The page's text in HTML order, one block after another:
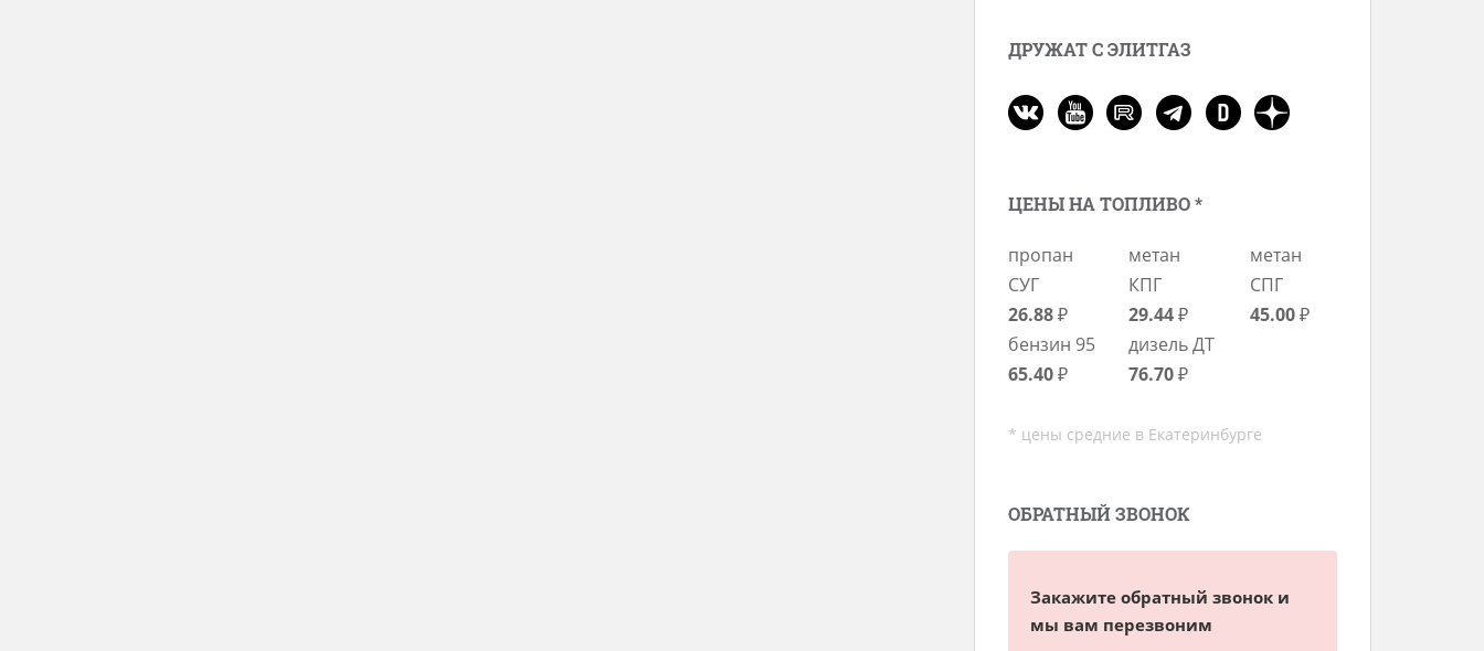
ДРУЖАТ С ЭЛИТГАЗ
ЦЕНЫ НА ТОПЛИВО *
пропан
СУГ
26.88₽
метан
КПГ
29.44₽
метан
СПГ
45.00₽
бензин 95
65.40₽
дизель ДТ
76.70₽
* цены средние в Екатеринбурге
ОБРАТНЫЙ ЗВОНОК
Закажите обратный звонок и
мы вам перезвоним